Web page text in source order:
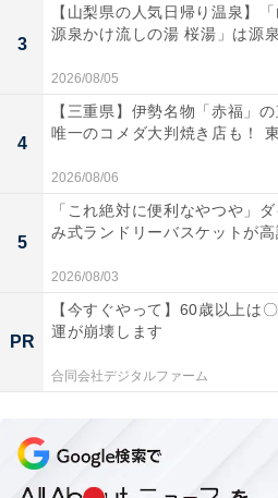
3
【山梨県の人気日帰り温泉】
源泉かけ流しの湯 桜湯」は源
2026/08/05
4
【三重県】伊勢名物「赤福」
唯一のコメダ大判焼き店も！
2026/08/06
5
「これ絶対に便利なやつや」
み式ランドリーバスケットが
2026/08/03
PR
【今すぐやって】60歳以上は
運が崩壊します
合同会社デジタルファーム